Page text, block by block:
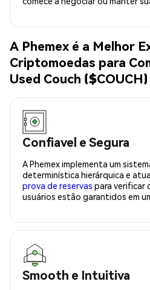
A Phemex é a Melhor
Criptomoedas para
Used Couch ($COUCH)
Confiavel e Segura
A Phemex implementa um
determinística hierárquica e
prova de reservas para verificar
usuários estão garantidos em
Smooth e Intuitiva